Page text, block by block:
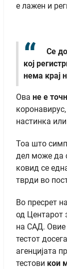
е лажен и
Се
кој
нема крај
Ова не е
настинка
Тоа што
дел може да
ковид се
тврди во
Во пресрет
од Центарот
на САД. Овие
тестот
агенцијата
тестови кои